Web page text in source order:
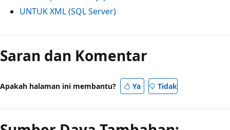
UNTUK XML (SQL Server)
Saran dan Komentar
Apakah halaman ini membantu? Ya Tidak